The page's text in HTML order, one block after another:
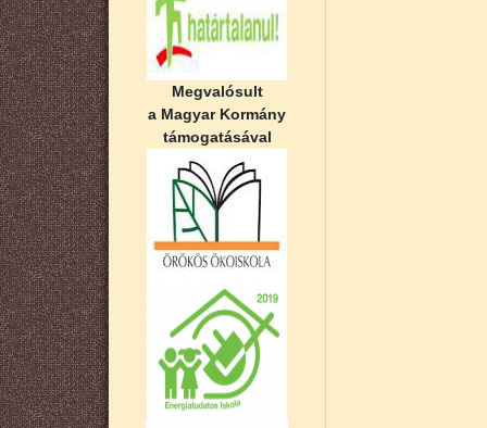
Megvalósult
a Magyar Kormány
támogatásával